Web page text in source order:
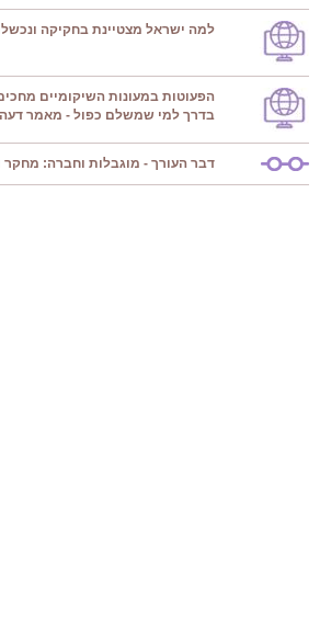
למה ישראל מצטיינת בחקיקה
הפעוטות במעונות השיקומיים
בדרך למי שמשלם כפול - מאמר דעה
דבר העורך - מוגבלות וחברה: מחקר